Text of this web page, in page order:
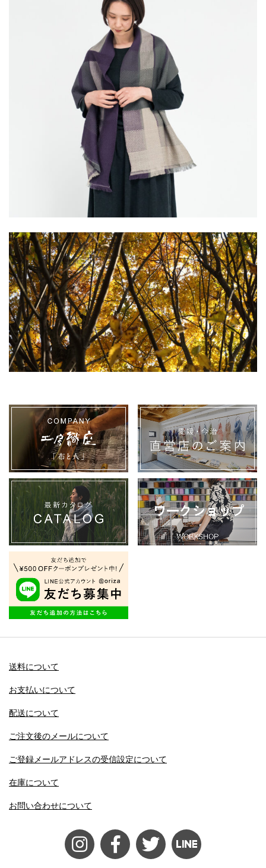
送料について
お支払いについて
配送について
ご注文後のメールについて
ご登録メールアドレスの受信設定について
在庫について
お問い合わせについて